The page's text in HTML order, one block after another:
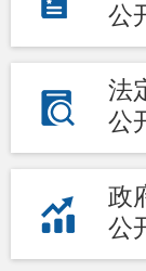
公
法
公
政
公